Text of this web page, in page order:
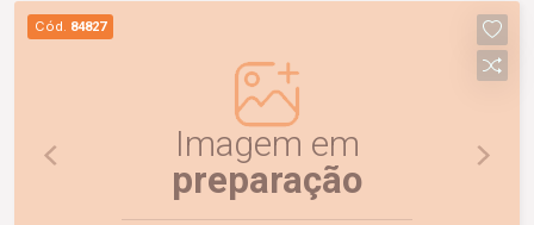
com capacidade para 2 carros. Um imóvel
confortável, funcional e pronto para morar.
Agende uma visita e conheça!
Cód. 84827
Imagem em
preparação